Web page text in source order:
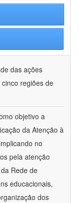
das ações
regiões de
objetivo a
da Atenção à
no
pela atenção
Rede de
educacionais,
dos